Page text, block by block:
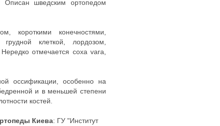
Описан шведским ортопедом
короткими конечностями,
клеткой, лордозом,
отмечается coxa vara,
оссификации, особенно на
и в меньшей степени
костей.
Киева: ГУ "Институт